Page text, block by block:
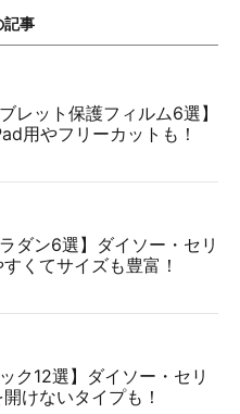
記事
レット保護フィルム6選】
用やフリーカットも！
ダン6選】ダイソー・セリ
くてサイズも豊富！
ク12選】ダイソー・セリ
けないタイプも！